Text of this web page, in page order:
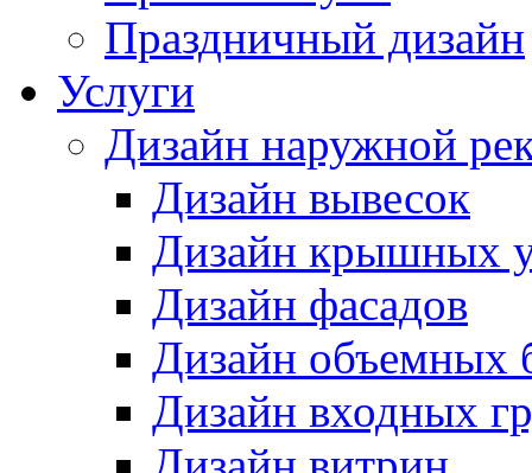
Праздничный дизайн
Услуги
Дизайн наружной
Дизайн вывесок
Дизайн крышных
Дизайн фасадов
Дизайн объемных
Дизайн входных